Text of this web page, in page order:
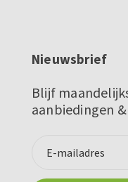
Nieuwsbrief
Blijf
aanbiedingen